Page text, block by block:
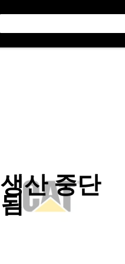
생산 중단
됨